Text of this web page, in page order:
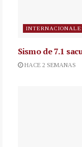
Sismo de 7.1
HACE 2 SEMANAS